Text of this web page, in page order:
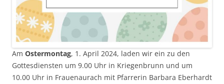
Am Ostermontag, 1. April 2024, laden wir ein zu den
Gottesdiensten um 9.00 Uhr in Kriegenbrunn und um
10.00 Uhr in Frauenaurach mit Pfarrerin Barbara Eberhardt